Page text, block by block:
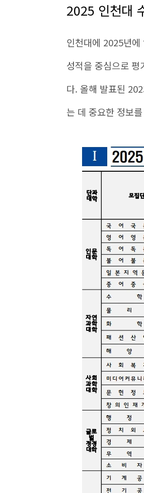
2025 인천대
인천대에 2025년
성적을 중심으로
다. 올해 발표된
는 데 중요한 정보